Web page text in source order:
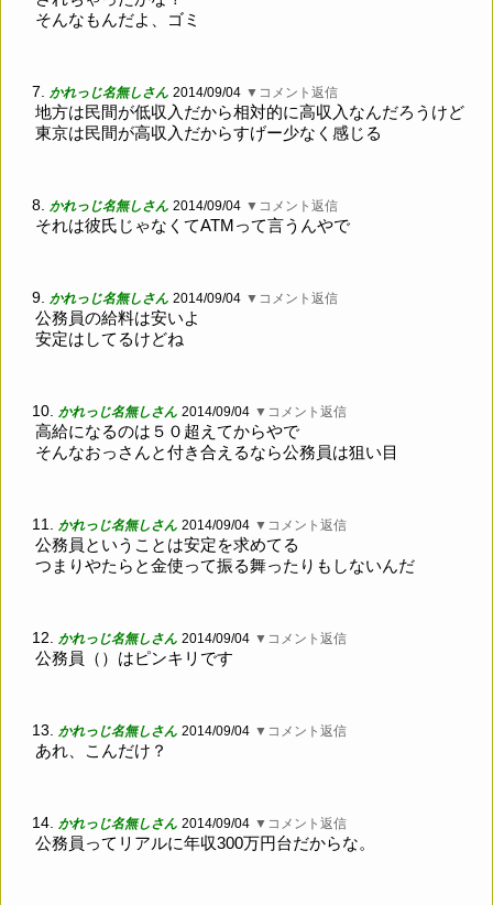
そんなもんだよ、ゴミ
7. かれっじ名無しさん 2014/09/04 ▼コメント返信
地方は民間が低収入だから相対的に高収入なんだろうけど
東京は民間が高収入だからすげー少なく感じる
8. かれっじ名無しさん 2014/09/04 ▼コメント返信
それは彼氏じゃなくてATMって言うんやで
9. かれっじ名無しさん 2014/09/04 ▼コメント返信
公務員の給料は安いよ
安定はしてるけどね
10. かれっじ名無しさん 2014/09/04 ▼コメント返信
高給になるのは５０超えてからやで
そんなおっさんと付き合えるなら公務員は狙い目
11. かれっじ名無しさん 2014/09/04 ▼コメント返信
公務員ということは安定を求めてる
つまりやたらと金使って振る舞ったりもしないんだ
12. かれっじ名無しさん 2014/09/04 ▼コメント返信
公務員（）はピンキリです
13. かれっじ名無しさん 2014/09/04 ▼コメント返信
あれ、こんだけ？
14. かれっじ名無しさん 2014/09/04 ▼コメント返信
公務員ってリアルに年収300万円台だからな。